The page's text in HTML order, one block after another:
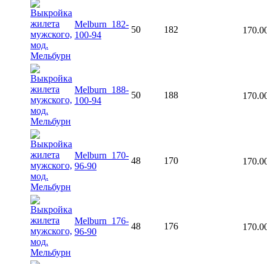
Melburn_182-
100-94
50 182
Melburn_188-
100-94
50 188
Melburn_170-
96-90
48 170
Melburn_176-
96-90
48 176